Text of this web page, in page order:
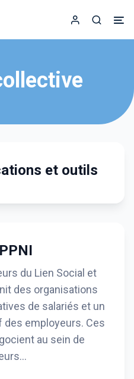
Espace
et outils
du Lien Social et
des organisations
de salariés et un
employeurs. Ces
au sein de